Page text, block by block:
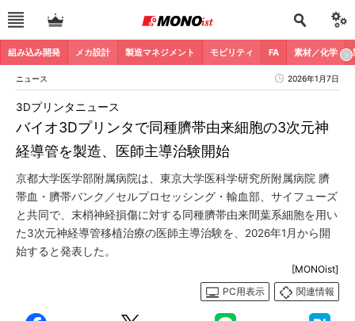
組み込み開発 メカ設計 製造マネジメント モビリティ FA 素材／化学
ニュース 2026年1月7日
バイオ3Dプリンタで同種臍帯由来細胞の3次元神
経導管を製造、医師主導治験開始
3Dプリンタニュース
京都大学医学部附属病院は、東京大学医科学研究所附属病院 臍
帯血・臍帯バンク／セルプロセッシング・輸血部、サイフューズ
と共同で、末梢神経損傷に対する同種臍帯由来間葉系細胞を用い
た3次元神経導管移植治療の医師主導治験を、2026年1月から開
始すると発表した。
[MONOist]
PC用表示
関連情報